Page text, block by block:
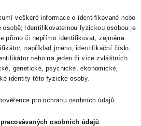
veškeré informace o identifikované nebo
identifikovatelnou fyzickou osobou je
přímo či nepřímo identifikovat, zejména
například jméno, identifikační číslo,
nebo na jeden či více zvláštních
genetické, psychické, ekonomické,
identity této fyzické osoby.
pro ochranu osobních údajů.
osobních údajů